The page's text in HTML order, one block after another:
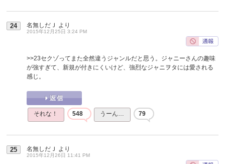
24 名無しだＪ より
2015年12月25日 3:24 PM
>>23セクゾってまた全然違うジャンルだと思う。ジャニーさんの趣味
が強すぎて、新規が付きにくいけど、強烈なジャニヲタには愛される
感じ。
それな！ 548 うーん… 79
25 名無しだＪ より
2015年12月26日 11:41 PM